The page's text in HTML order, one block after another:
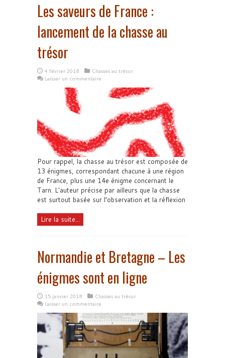
Les saveurs de France :
lancement de la chasse au
trésor
4 février 2018
Chasses au trésor
Laisser un commentaire
Pour rappel, la chasse au trésor est composée de
13 énigmes, correspondant chacune à une région
de France, plus une 14e énigme concernant le
Tarn. L'auteur précise par ailleurs que la chasse
est surtout basée sur l’observation et la réflexion
Lire la suite...
Normandie et Bretagne – Les
énigmes sont en ligne
15 janvier 2018
Chasses au trésor
Laisser un commentaire